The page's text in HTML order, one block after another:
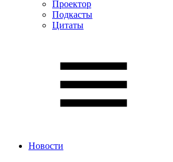
Проектор
Подкасты
Цитаты
Новости